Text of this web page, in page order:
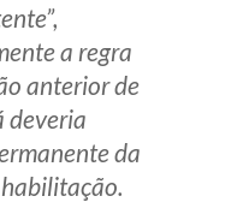
a regra
anterior de
deveria
da